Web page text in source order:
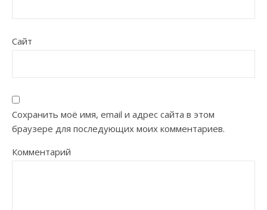
Сайт
Сохранить моё имя, email и адрес сайта в этом
браузере для последующих моих комментариев.
Комментарий